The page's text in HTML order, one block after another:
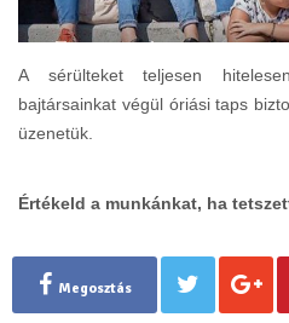
A sérülteket teljesen
bajtársainkat végül óriási taps
üzenetük.
Értékeld a munkánkat, ha
Megosztás